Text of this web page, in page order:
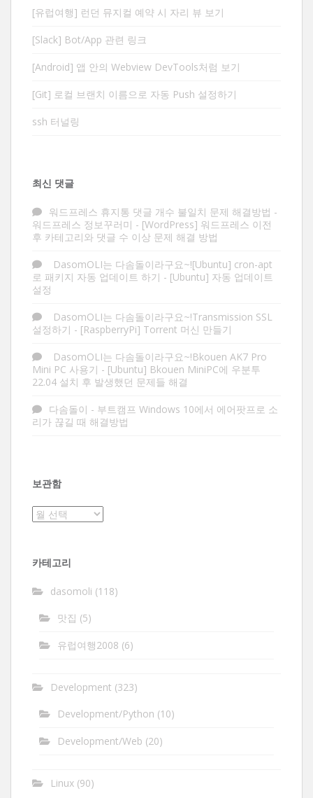
[유럽여행] 런던 뮤지컬 예약 시 자리 뷰 보기
[Slack] Bot/App 관련 링크
[Android] 앱 안의 Webview DevTools처럼 보기
[Git] 로컬 브랜치 이름으로 자동 Push 설정하기
ssh 터널링
최신 댓글
워드프레스 휴지통 댓글 개수 불일치 문제 해결방법 -
워드프레스 정보꾸러미 - [WordPress] 워드프레스 이전
후 카테고리와 댓글 수 이상 문제 해결 방법
DasomOLI는 다솜돌이라구요~![Ubuntu] cron-apt
로 패키지 자동 업데이트 하기 - [Ubuntu] 자동 업데이트
설정
DasomOLI는 다솜돌이라구요~!Transmission SSL
설정하기 - [RaspberryPi] Torrent 머신 만들기
DasomOLI는 다솜돌이라구요~!Bkouen AK7 Pro
Mini PC 사용기 - [Ubuntu] Bkouen MiniPC에 우분투
22.04 설치 후 발생했던 문제들 해결
다솜돌이 - 부트캠프 Windows 10에서 에어팟프로 소
리가 끊길 때 해결방법
보관함
보
카테고리
dasomoli (118)
맛집 (5)
유럽여행2008 (6)
Development (323)
Development/Python (10)
Development/Web (20)
Linux (90)